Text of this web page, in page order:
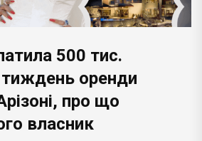
500 тис.
тиждень оренди
про що
власник